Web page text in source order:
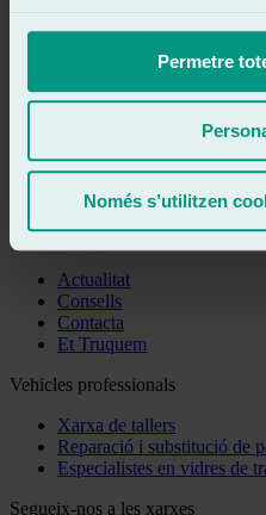
Permetre
Només s’utilitzen
Canal mediador
Asseguradores de Llunes
Reparació vidres cotxe
Canviar parabrisa cotxe
Contacte
Actualitat
Consells
Contacta
Et Truquem
Vehicles professionals
Xarxa de tallers
Reparació i substitució de
Especialistes en vidres de
Segueix-nos a les xarxes